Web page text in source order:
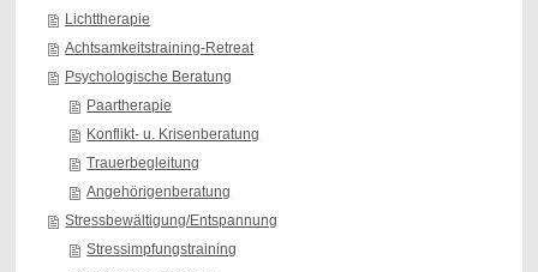
Lichttherapie
Achtsamkeitstraining-Retreat
Psychologische Beratung
Paartherapie
Konflikt- u. Krisenberatung
Trauerbegleitung
Angehörigenberatung
Stressbewältigung/Entspannung
Stressimpfungstraining